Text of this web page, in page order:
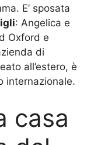
E’ sposata
: Angelica e
Oxford e
di
all’estero, è
internazionale.
casa